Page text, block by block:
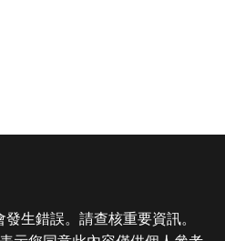
生錯誤。請查核重要資訊。